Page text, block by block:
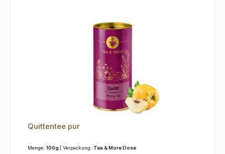
Quittentee pur
Menge: 100g | Verpackung: Tea & More Dose